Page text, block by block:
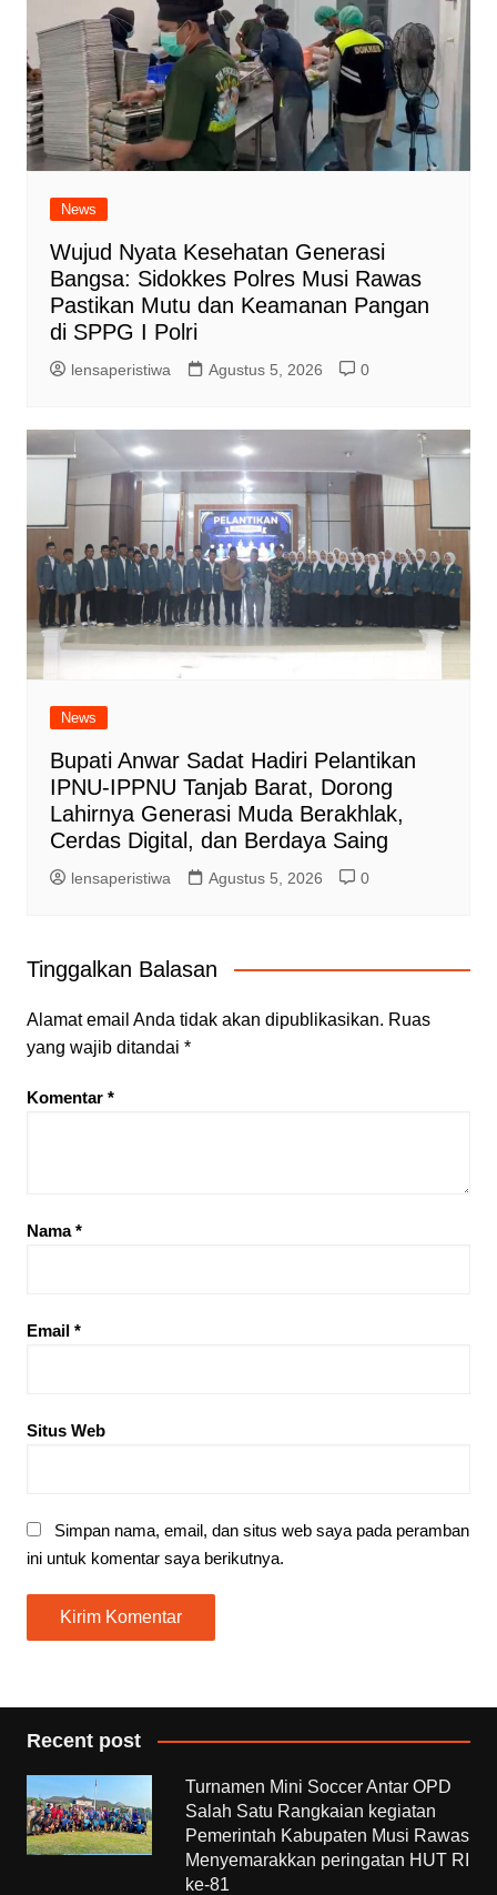
News
Wujud Nyata Kesehatan Generasi
Bangsa: Sidokkes Polres Musi Rawas
Pastikan Mutu dan Keamanan Pangan
di SPPG I Polri
lensaperistiwa Agustus 5, 2026 0
News
Bupati Anwar Sadat Hadiri Pelantikan
IPNU-IPPNU Tanjab Barat, Dorong
Lahirnya Generasi Muda Berakhlak,
Cerdas Digital, dan Berdaya Saing
lensaperistiwa Agustus 5, 2026 0
Tinggalkan Balasan
Alamat email Anda tidak akan dipublikasikan. Ruas
yang wajib ditandai *
Komentar *
Nama*
Email *
Situs Web
Simpan nama, email, dan situs web saya pada peramban
ini untuk komentar saya berikutnya.
Recent post
Turnamen Mini Soccer Antar OPD
Salah Satu Rangkaian kegiatan
Pemerintah Kabupaten Musi Rawas
Menyemarakkan peringatan HUT RI
ke-81